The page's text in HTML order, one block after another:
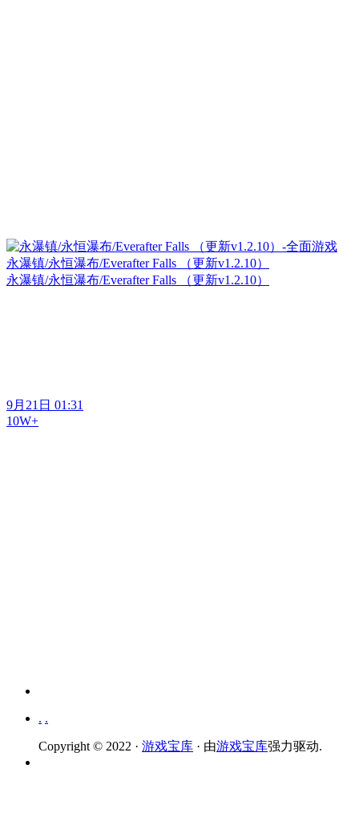
永瀑镇/永恒瀑布/Everafter Falls （更新v1.2.10）
永瀑镇/永恒瀑布/Everafter Falls （更新v1.2.10）
9月21日 01:31
10W+
. .
Copyright © 2022 · 游戏宝库 · 由游戏宝库强力驱动.